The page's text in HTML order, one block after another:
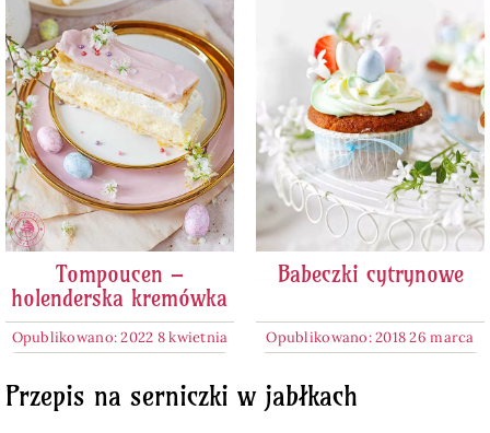
Tompoucen –
holenderska kremówka
Opublikowano: 2022 8 kwietnia
Babeczki cytrynowe
Opublikowano: 2018 26 marca
Przepis na serniczki w jabłkach